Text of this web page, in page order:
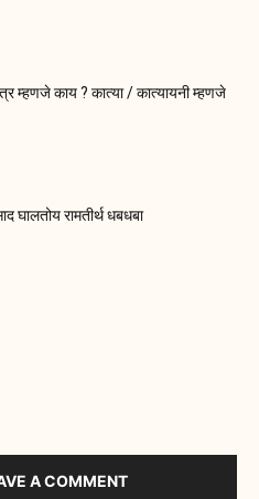
म्हणजे काय ? कात्या / कात्यायनी म्हणजे
घालतोय रामतीर्थ धबधबा
A COMMENT